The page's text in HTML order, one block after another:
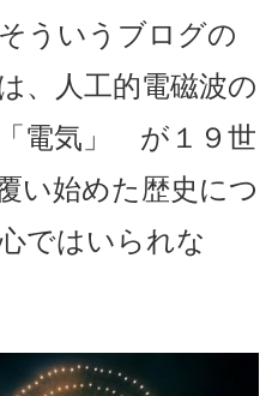
ういうブログの
、人工的電磁波の
電気」 が１９世
い始めた歴史につ
ではいられな